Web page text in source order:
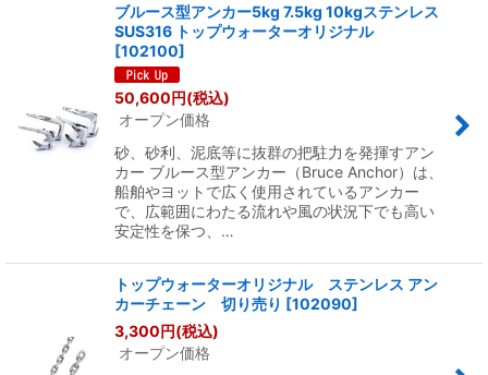
ブルース型アンカー5kg 7.5kg 10kgステンレス
SUS316 トップウォーターオリジナル
[102100]
50,600円(税込)
オープン価格
砂、砂利、泥底等に抜群の把駐力を発揮すアン
カー ブルース型アンカー（Bruce Anchor）は、
船舶やヨットで広く使用されているアンカー
で、広範囲にわたる流れや風の状況下でも高い
安定性を保つ、…
トップウォーターオリジナル ステンレス アン
カーチェーン 切り売り [102090]
3,300円(税込)
オープン価格